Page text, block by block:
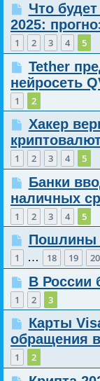
Что
2025:
1 2 3 4 5
Tether
нейросеть
1 2
Хакер
1 2 3 4 5
Банки
наличных
1 2 3 4 5
Пошлины
1 … 18 19 20
В России
1 2 3
Карты
обращения
1 2